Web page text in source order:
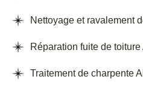
Nettoyage et ravalement
Réparation fuite de toiture
Traitement de charpente